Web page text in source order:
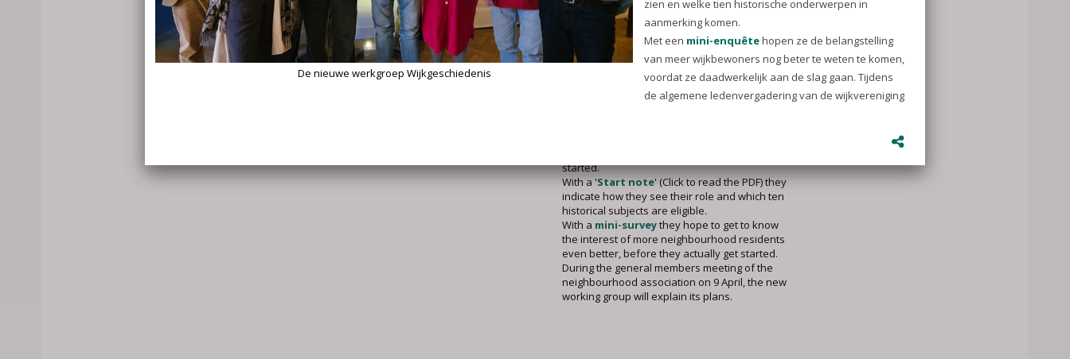
Neighbourhood History Working Group
Following the Christmas appeal in the
started.
With a 'Start note' (Click to read the PDF) they
indicate how they see their role and which ten
historical subjects are eligible.
With a mini-surveythey hope to get to know
the interest of more neighbourhood residents
even better, before they actually get started.
During the general members meeting of the
neighbourhood association on 9 April, the new
working group will explain its plans.